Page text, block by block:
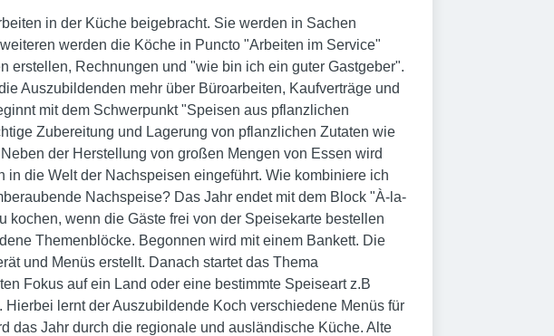
in der Küche beigebracht. Sie werden in Sachen
werden die Köche in Puncto "Arbeiten im Service"
erstellen, Rechnungen und "wie bin ich ein guter Gastgeber".
Auszubildenden mehr über Büroarbeiten, Kaufverträge und
mit dem Schwerpunkt "Speisen aus pflanzlichen
Zubereitung und Lagerung von pflanzlichen Zutaten wie
der Herstellung von großen Mengen von Essen wird
die Welt der Nachspeisen eingeführt. Wie kombiniere ich
Nachspeise? Das Jahr endet mit dem Block "À-la-
wenn die Gäste frei von der Speisekarte bestellen
Themenblöcke. Begonnen wird mit einem Bankett. Die
und Menüs erstellt. Danach startet das Thema
Fokus auf ein Land oder eine bestimmte Speiseart z.B
lernt der Auszubildende Koch verschiedene Menüs für
das Jahr durch die regionale und ausländische Küche. Alte